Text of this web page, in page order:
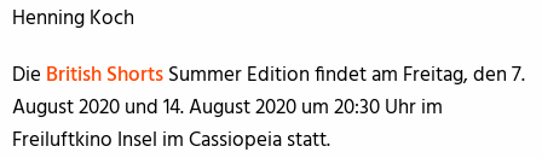
Henning Koch
Die British ShortsSummer Edition findet am Freitag, den 7.
August 2020 und 14. August 2020 um 20:30 Uhr im
Freiluftkino Insel im Cassiopeia statt.